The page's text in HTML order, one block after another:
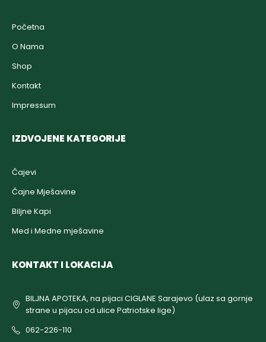
Početna
O Nama
Shop
Kontakt
Impressum
IZDVOJENE KATEGORIJE
Čajevi
Čajne Mješavine
Biljne Kapi
Med i Medne mješavine
KONTAKT I LOKACIJA
BILJNA APOTEKA, na pijaci CIGLANE Sarajevo (ulaz sa gornje
strane u pijacu od ulice Patriotske lige)
062-226-110